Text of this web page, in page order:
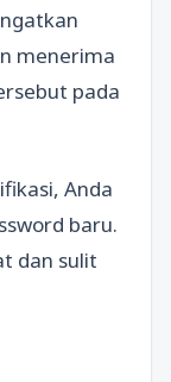
menerima
pada
Anda
baru.
dan sulit